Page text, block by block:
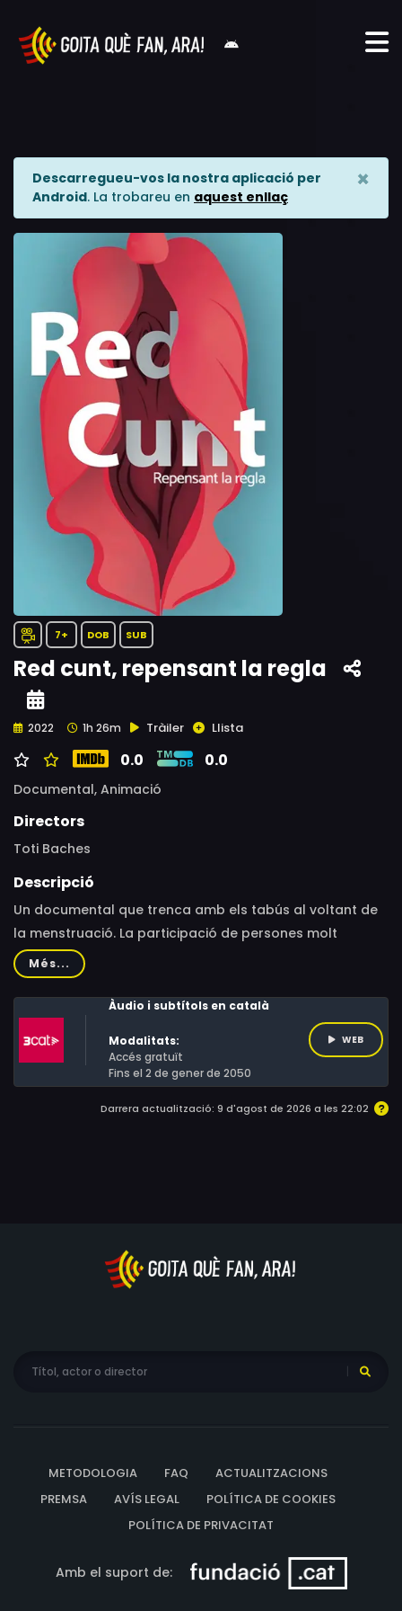
Descarregueu-vos la nostra aplicació per
Android. La trobareu en aquest enllaç
×
7+ DOB SUB
Red cunt, repensant la regla
2022 1h 26m Tràiler Llista
0.0 0.0
Documental, Animació
Directors
Toti Baches
Descripció
Un documental que trenca amb els tabús al voltant de
la menstruació. La participació de persones molt
diferents entre si i de diversos països contribueix a
situar la regla al centre de l'interès social, científic,
artístic i econòmic de la nostra societat.
Més...
Àudio i subtítols en català
Modalitats:
Accés gratuït
Fins el 2 de gener de 2050
WEB
Darrera actualització: 9 d'agost de 2026 a les 22:02
METODOLOGIA FAQ
ACTUALITZACIONS
PREMSA
AVÍS LEGAL
POLÍTICA DE COOKIES
POLÍTICA DE PRIVACITAT
Amb el suport de: